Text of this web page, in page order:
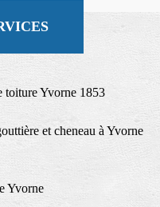
toiture Yvorne 1853
et cheneau à Yvorne
Yvorne